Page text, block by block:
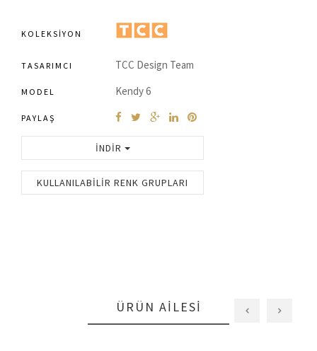
KOLEKSIYON
TASARIMCI TCC Design Team
MODEL Kendy 6
PAYLAŞ
İNDIR
KULLANILABILIR RENK GRUPLARI
ÜRÜN AILESI